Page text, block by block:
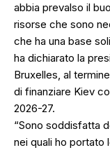
abbia prevalso il
risorse che sono
che ha una base
ha dichiarato la
Bruxelles, al
di finanziare Kiev
2026-27.
“Sono soddisfatta
nei quali ho portato